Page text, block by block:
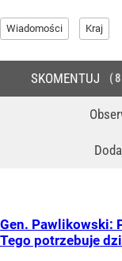
Wiadomości Kraj
SKOMENTUJ 8
Gen. Pawlikowski:
Tego potrzebuje